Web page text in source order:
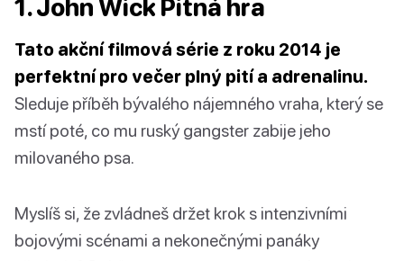
1. John Wick Pitná hra
Tato akční filmová série z roku 2014 je
perfektní pro večer plný pití a adrenalinu.
Sleduje příběh bývalého nájemného vraha, který se
mstí poté, co mu ruský gangster zabije jeho
milovaného psa.
Myslíš si, že zvládneš držet krok s intenzivními
bojovými scénami a nekonečnými panáky